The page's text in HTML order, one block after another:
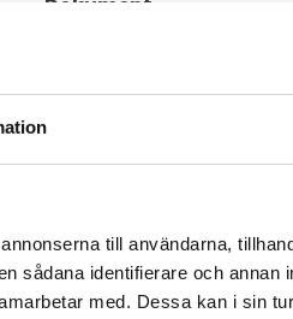
till användarna,
sådana identifierare och annan
med. Dessa kan i sin
Omdömen